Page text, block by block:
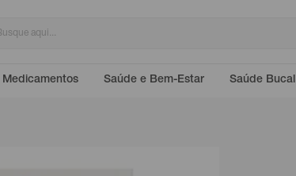
Medicamentos Saúde e Bem-Estar Saúde Bucal